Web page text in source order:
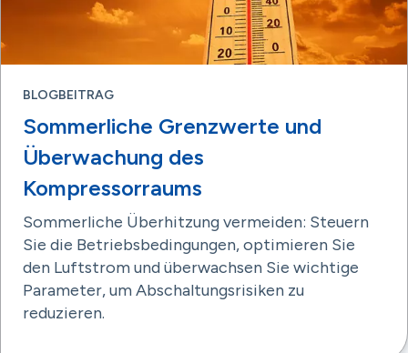
BLOGBEITRAG
Sommerliche Grenzwerte und
Überwachung des
Kompressorraums
Sommerliche Überhitzung vermeiden: Steuern
Sie die Betriebsbedingungen, optimieren Sie
den Luftstrom und überwachsen Sie wichtige
Parameter, um Abschaltungsrisiken zu
reduzieren.